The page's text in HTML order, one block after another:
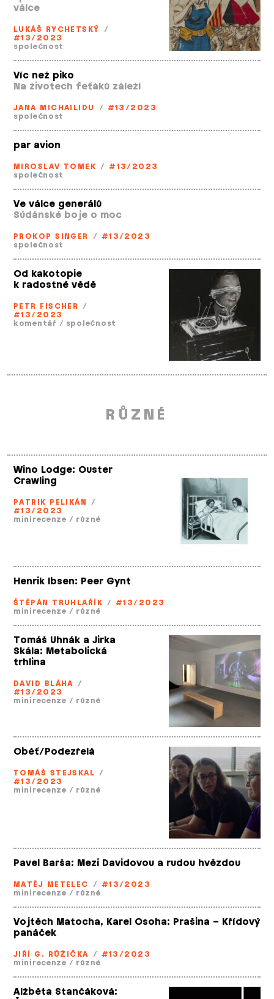
válce
LUKÁŠ RYCHETSKÝ /
#13/2023
společnost
Víc než piko
Na životech feťáků záleží
JANA MICHAILIDU / #13/2023
společnost
par avion
MIROSLAV TOMEK / #13/2023
společnost
Ve válce generálů
Súdánské boje o moc
PROKOP SINGER / #13/2023
společnost
Od kakotopie
k radostné vědě
PETR FISCHER /
#13/2023
komentář / společnost
RŮZNÉ
Wino Lodge: Ouster
Crawling
PATRIK PELIKÁN /
#13/2023
minirecenze / různé
Henrik Ibsen: Peer Gynt
ŠTĚPÁN TRUHLAŘÍK / #13/2023
minirecenze / různé
Tomáš Uhnák a Jirka
Skála: Metabolická
trhlina
DAVID BLÁHA /
#13/2023
minirecenze / různé
Oběť/Podezřelá
TOMÁŠ STEJSKAL /
#13/2023
minirecenze / různé
Pavel Barša: Mezi Davidovou a rudou hvězdou
MATĚJ METELEC / #13/2023
minirecenze / různé
Vojtěch Matocha, Karel Osoha: Prašina – Křídový
panáček
JIŘÍ G. RŮŽIČKA / #13/2023
minirecenze / různé
Alžběta Stančáková: